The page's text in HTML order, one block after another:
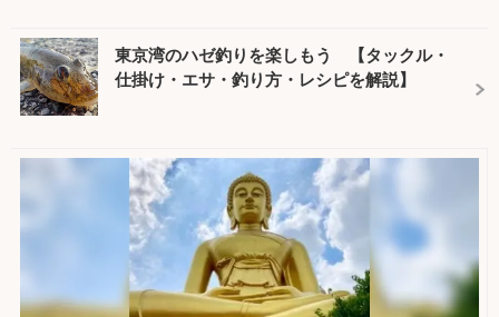
東京湾のハゼ釣りを楽しもう 【タックル・
仕掛け・エサ・釣り方・レシピを解説】